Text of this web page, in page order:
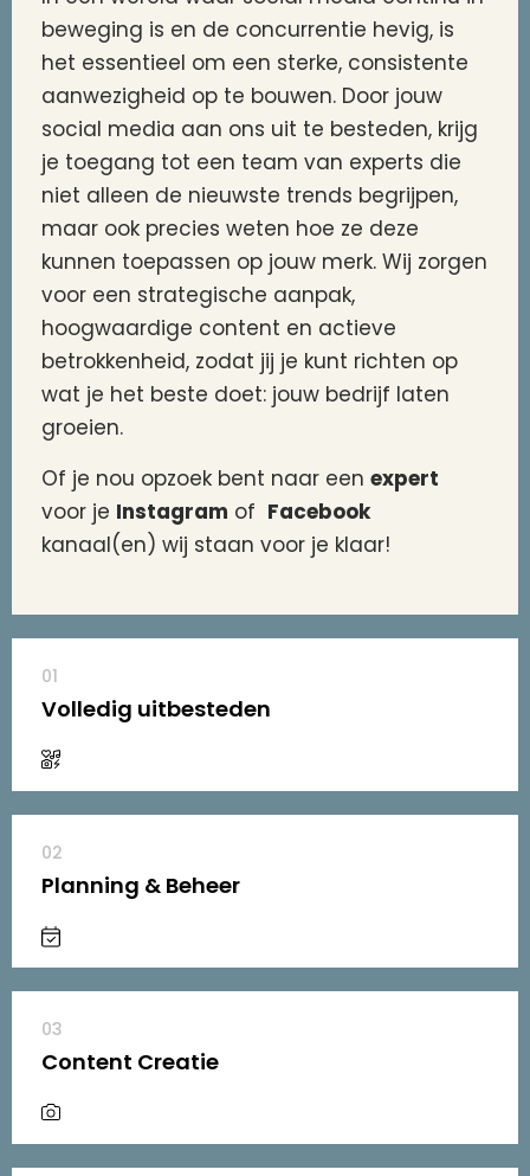
beweging is en de concurrentie hevig, is
het essentieel om een sterke, consistente
aanwezigheid op te bouwen. Door jouw
social media aan ons uit te besteden, krijg
je toegang tot een team van experts die
niet alleen de nieuwste trends begrijpen,
maar ook precies weten hoe ze deze
kunnen toepassen op jouw merk. Wij zorgen
voor een strategische aanpak,
hoogwaardige content en actieve
betrokkenheid, zodat jij je kunt richten op
wat je het beste doet: jouw bedrijf laten
groeien.
Of je nou opzoek bent naar een expert
voor je Instagram of Facebook
kanaal(en) wij staan voor je klaar!
01
Volledig uitbesteden
02
Planning & Beheer
03
Content Creatie